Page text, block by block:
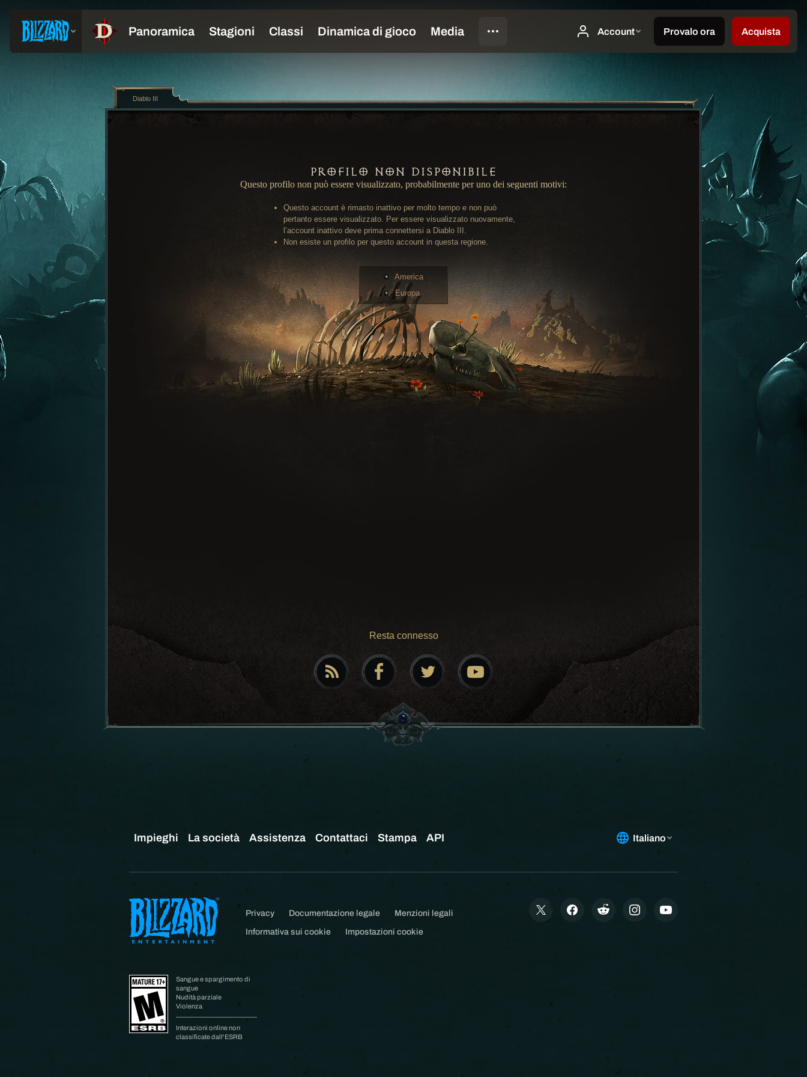
Profilo non disponibile
Questo profilo non può essere visualizzato, probabilmente per uno dei seguenti motivi:
Questo account è rimasto inattivo per molto tempo e non può
pertanto essere visualizzato. Per essere visualizzato nuovamente,
l’account inattivo deve prima connettersi a Diablo III.
Non esiste un profilo per questo account in questa regione.
America
Europa
Resta connesso
Diablo III